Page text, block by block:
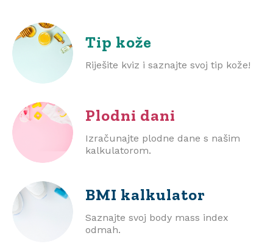
Tip kože
Riješite kviz i saznajte svoj tip kože!
Plodni dani
Izračunajte plodne dane s našim
kalkulatorom.
BMI kalkulator
Saznajte svoj body mass index
odmah.